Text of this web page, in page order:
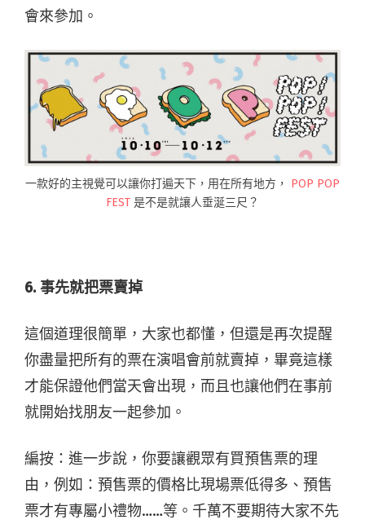
會來參加。
一款好的主視覺可以讓你打遍天下，用在所有地方， POP POP
FEST 是不是就讓人垂涎三尺？
6. 事先就把票賣掉
這個道理很簡單，大家也都懂，但還是再次提醒
你盡量把所有的票在演唱會前就賣掉，畢竟這樣
才能保證他們當天會出現，而且也讓他們在事前
就開始找朋友一起參加。
編按：進一步說，你要讓觀眾有買預售票的理
由，例如：預售票的價格比現場票低得多、預售
票才有專屬小禮物……等。千萬不要期待大家不先